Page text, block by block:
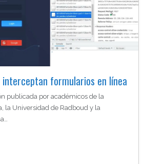
formularios en línea
publicada por académicos de la
la Universidad de Radboud y la